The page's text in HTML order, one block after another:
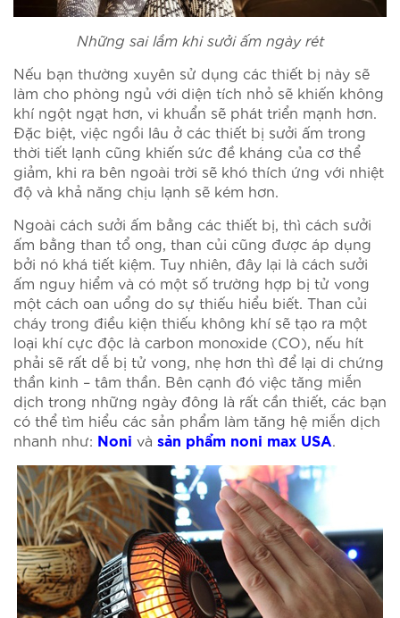
Những sai lầm khi sưởi ấm ngày rét
Nếu bạn thường xuyên sử dụng các thiết bị này sẽ
làm cho phòng ngủ với diện tích nhỏ sẽ khiến không
khí ngột ngạt hơn, vi khuẩn sẽ phát triển mạnh hơn.
Đặc biệt, việc ngồi lâu ở các thiết bị sưởi ấm trong
thời tiết lạnh cũng khiến sức đề kháng của cơ thể
giảm, khi ra bên ngoài trời sẽ khó thích ứng với nhiệt
độ và khả năng chịu lạnh sẽ kém hơn.
Ngoài cách sưởi ấm bằng các thiết bị, thì cách sưởi
ấm bằng than tổ ong, than củi cũng được áp dụng
bởi nó khá tiết kiệm. Tuy nhiên, đây lại là cách sưởi
ấm nguy hiểm và có một số trường hợp bị tử vong
một cách oan uổng do sự thiếu hiểu biết. Than củi
cháy trong điều kiện thiếu không khí sẽ tạo ra một
loại khí cực độc là carbon monoxide (CO), nếu hít
phải sẽ rất dễ bị tử vong, nhẹ hơn thì để lại di chứng
thần kinh – tâm thần. Bên cạnh đó việc tăng miễn
dịch trong những ngày đông là rất cần thiết, các bạn
có thể tìm hiểu các sản phẩm làm tăng hệ miễn dịch
nhanh như: Noni và sản phẩm noni max USA